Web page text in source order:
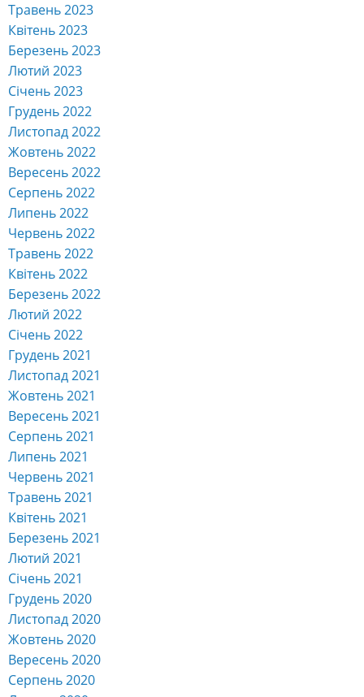
Травень 2023
Квітень 2023
Березень 2023
Лютий 2023
Січень 2023
Грудень 2022
Листопад 2022
Жовтень 2022
Вересень 2022
Серпень 2022
Липень 2022
Червень 2022
Травень 2022
Квітень 2022
Березень 2022
Лютий 2022
Січень 2022
Грудень 2021
Листопад 2021
Жовтень 2021
Вересень 2021
Серпень 2021
Липень 2021
Червень 2021
Травень 2021
Квітень 2021
Березень 2021
Лютий 2021
Січень 2021
Грудень 2020
Листопад 2020
Жовтень 2020
Вересень 2020
Серпень 2020